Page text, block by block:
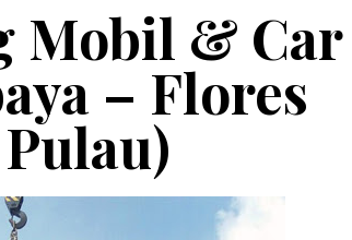
Mobil & Car
– Flores